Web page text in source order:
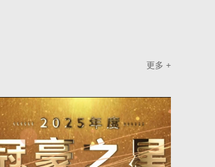
更多 +